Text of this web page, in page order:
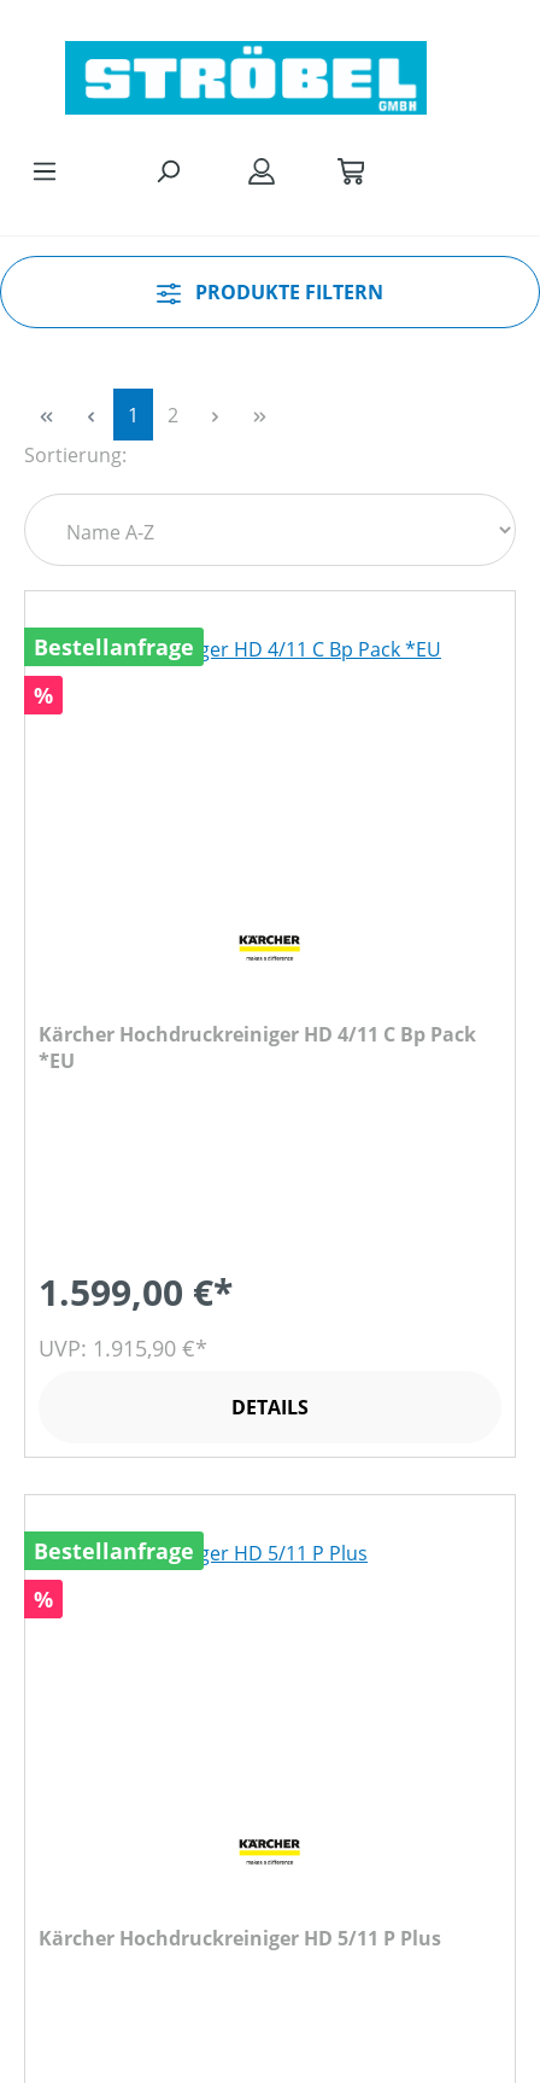
PRODUKTE FILTERN
Seite
1 Seite
2
Sortierung:
Bestellanfrage
Rabatt
%
Kärcher Hochdruckreiniger HD 4/11 C Bp Pack
*EU
1.599,00 €*
UVP: 1.915,90 €*
DETAILS
Bestellanfrage
Rabatt
%
Kärcher Hochdruckreiniger HD 5/11 P Plus